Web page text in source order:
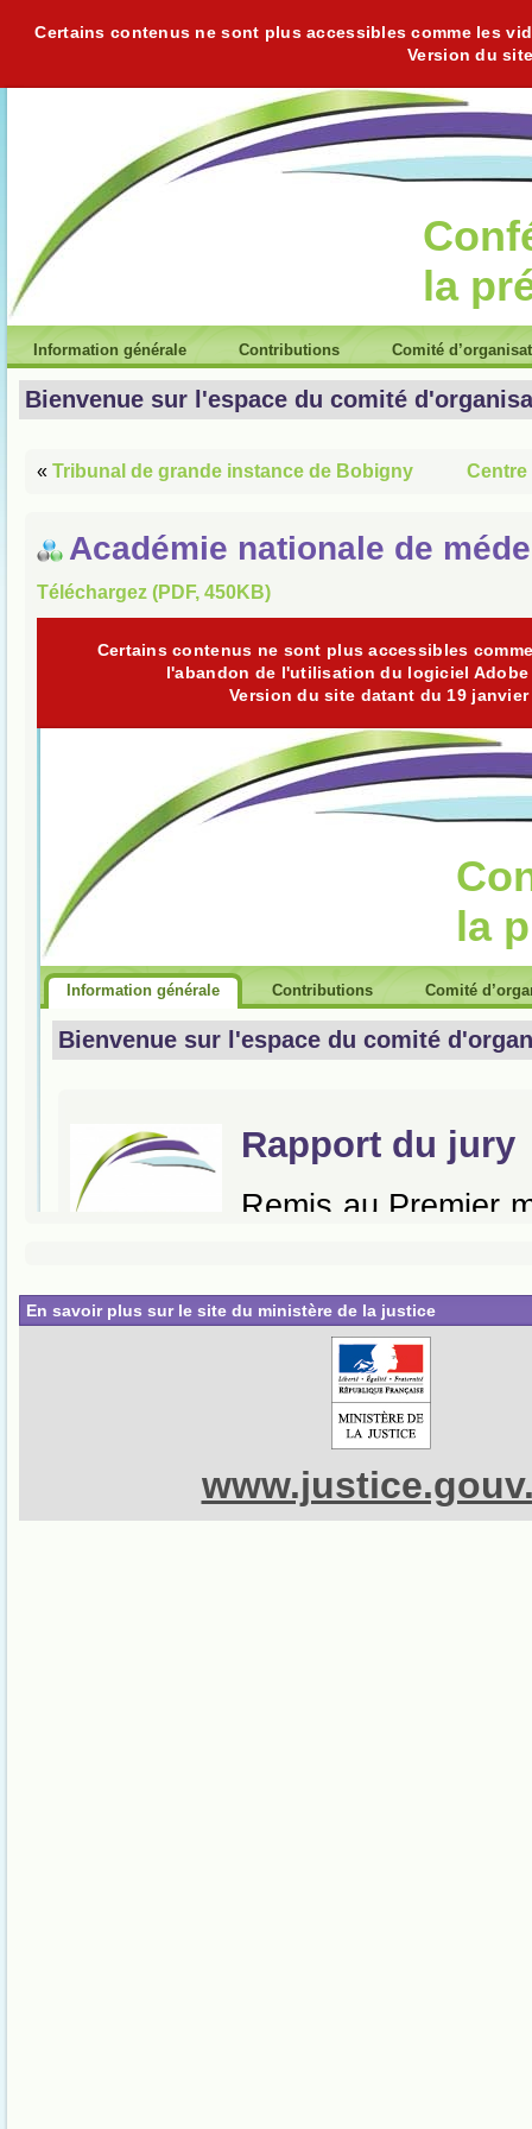
Certains contenus ne sont plus accessibles comme les
Version du
la
Information générale Contributions Comité
Bienvenue sur l'espace du comité
« Tribunal de grande instance de Bobigny Centre
Académie nationale de
Téléchargez (PDF, 450KB)
En savoir plus sur le site du ministère de la justice